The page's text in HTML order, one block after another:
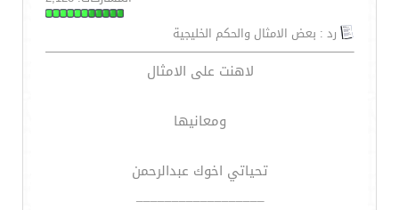
رد : بعض الامثال والحكم الخليجية
لاهنت على الامثال
ومعانيها
تحياتي اخوك عبدالرحمن
__________________